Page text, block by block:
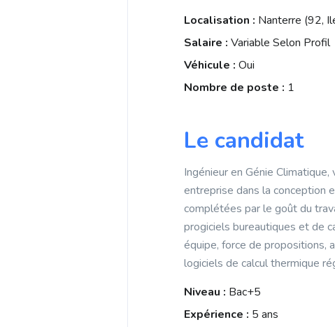
Localisation : Nanterre (92,
Salaire : Variable Selon Profil
Véhicule : Oui
Nombre de poste : 1
Le candidat
Ingénieur en Génie
entreprise dans la conception
complétées par le goût du
progiciels bureautiques et de
équipe, force de propositions,
logiciels de calcul thermique
Niveau : Bac+5
Expérience : 5 ans